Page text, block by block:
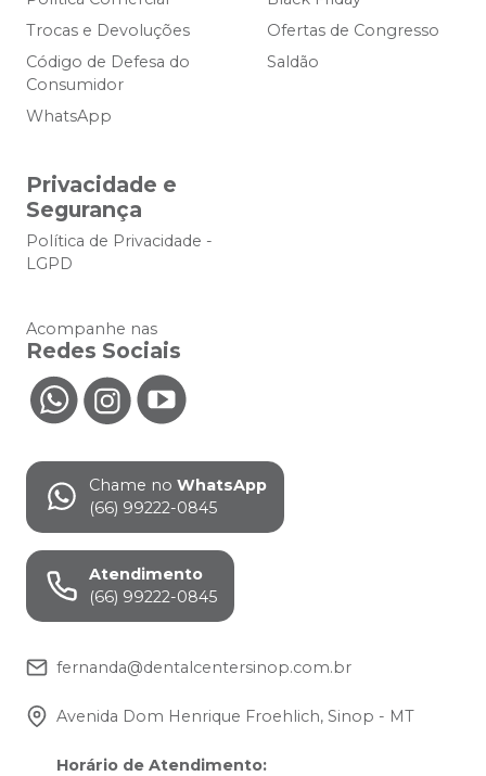
Trocas e Devoluções
Código de Defesa do
Consumidor
WhatsApp
Ofertas de Congresso
Saldão
Privacidade e
Segurança
Política de Privacidade -
LGPD
Acompanhe nas
Redes Sociais
Chame no WhatsApp
(66) 99222-0845
Atendimento
(66) 99222-0845
fernanda@dentalcentersinop.com.br
Avenida Dom Henrique Froehlich, Sinop - MT
Horário de Atendimento: